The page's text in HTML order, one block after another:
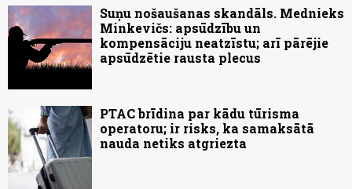
Suņu nošaušanas skandāls. Mednieks
Minkevičs: apsūdzību un
kompensāciju neatzīstu; arī pārējie
apsūdzētie rausta plecus
PTAC brīdina par kādu tūrisma
operatoru; ir risks, ka samaksātā
nauda netiks atgriezta